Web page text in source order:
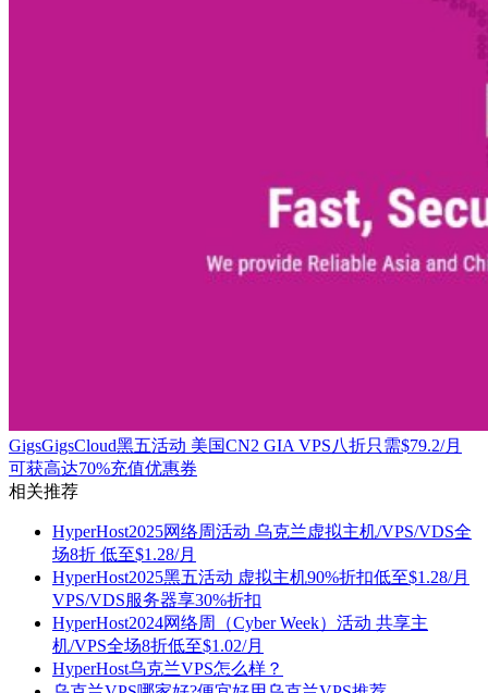
GigsGigsCloud黑五活动 美国CN2 GIA VPS八折只需$79.2/月
可获高达70%充值优惠券
相关推荐
HyperHost2025网络周活动 乌克兰虚拟主机/VPS/VDS全
场8折 低至$1.28/月
HyperHost2025黑五活动 虚拟主机90%折扣低至$1.28/月
VPS/VDS服务器享30%折扣
HyperHost2024网络周（Cyber Week）活动 共享主
机/VPS全场8折低至$1.02/月
HyperHost乌克兰VPS怎么样？